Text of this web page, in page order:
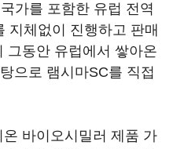
가를 포함한 유럽 전역
지체없이 진행하고 판매
그동안 유럽에서 쌓아온
으로 램시마SC를 직접
바이오시밀러 제품 가